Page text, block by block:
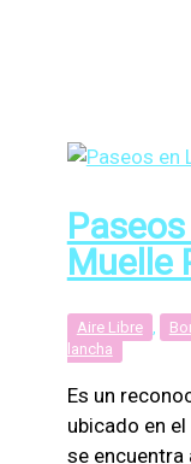
Muelle
Aire Libre
lancha
Es un
ubicado en
se encuentra